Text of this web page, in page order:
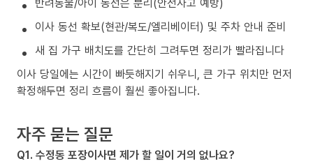
이사 동선 확보(현관/복도/엘리베이터) 및 주차 안내 준비
새 집 가구 배치도를 간단히 그려두면 정리가 빨라집니다
이사 당일에는 시간이 빠듯해지기 쉬우니, 큰 가구 위치만 먼저
확정해두면 정리 흐름이 훨씬 좋아집니다.
자주 묻는 질문
Q1. 수정동 포장이사면 제가 할 일이 거의 없나요?